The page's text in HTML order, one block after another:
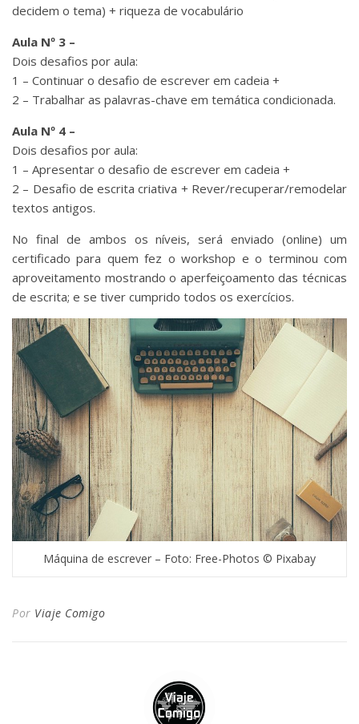
decidem o tema) + riqueza de vocabulário
Aula Nº 3 –
Dois desafios por aula:
1 – Continuar o desafio de escrever em cadeia +
2 – Trabalhar as palavras-chave em temática condicionada.
Aula Nº 4 –
Dois desafios por aula:
1 – Apresentar o desafio de escrever em cadeia +
2 – Desafio de escrita criativa + Rever/recuperar/remodelar
textos antigos.
No final de ambos os níveis, será enviado (online) um
certificado para quem fez o workshop e o terminou com
aproveitamento mostrando o aperfeiçoamento das técnicas
de escrita; e se tiver cumprido todos os exercícios.
Máquina de escrever – Foto: Free-Photos © Pixabay
Por Viaje Comigo